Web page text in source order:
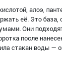
алоэ,
её. Это база,
Они
после
стакан воды —